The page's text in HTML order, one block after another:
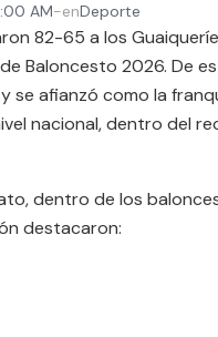
AM-enDeporte
82-65 a los
Baloncesto 2026. De
se afianzó como la
nacional, dentro del
dentro de los
destacaron: